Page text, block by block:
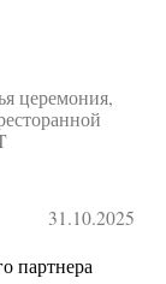
церемония,
31.10.2025
партнера